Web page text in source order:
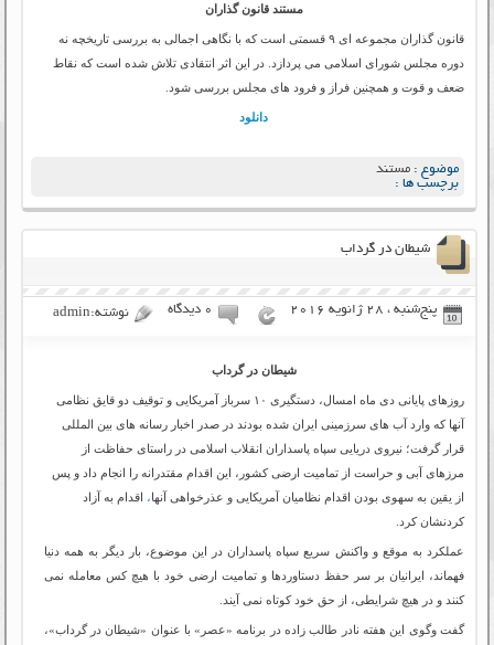
مستند قانون گذاران
قانون گذاران مجموعه ای ۹ قسمتی است که با نگاهی اجمالی به بررسی تاریخچه نه
دوره مجلس شورای اسلامی می پردازد. در این اثر انتقادی تلاش شده است که نقاط
ضعف و قوت و همچنین فراز و فرود های مجلس بررسی شود.
دانلود
موضوع :مستند
برچسب ها :
شیطان در گرداب
پنج‌شنبه ، 28 ژانویه 2016 ۰ دیدگاه نوشته:admin
شیطان در گرداب
روزهای پایانی دی ماه امسال، دستگیری ۱۰ سرباز آمریکایی و توقیف دو قایق نظامی
آنها که وارد آب های سرزمینی ایران شده بودند در صدر اخبار رسانه های بین المللی
قرار گرفت؛ نیروی دریایی سپاه پاسداران انقلاب اسلامی در راستای حفاظت از
مرزهای آبی و حراست از تمامیت ارضی کشور، این اقدام مقتدرانه را انجام داد و پس
از یقین به سهوی بودن اقدام نظامیان آمریکایی و عذرخواهی آنها، اقدام به آزاد
کردنشان کرد.
عملکرد به موقع و واکنش سریع سپاه پاسداران در این موضوع، بار دیگر به همه دنیا
فهماند، ایرانیان بر سر حفظ دستاوردها و تمامیت ارضی خود با هیچ کس معامله نمی
کنند و در هیچ شرایطی، از حق خود کوتاه نمی آیند.
گفت وگوی این هفته نادر طالب زاده در برنامه «عصر» با عنوان «شیطان در گرداب»،